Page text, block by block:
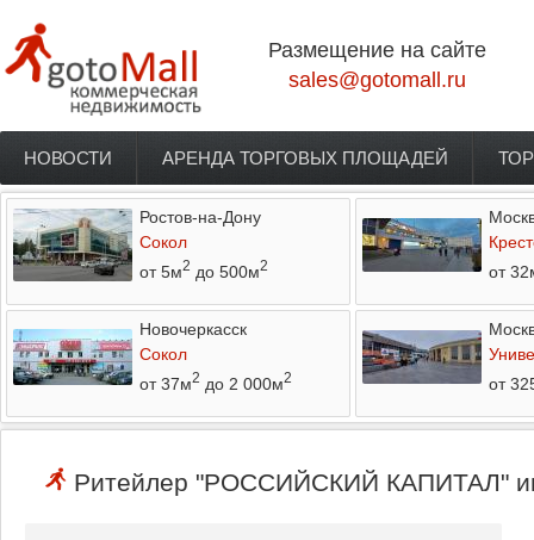
Размещение на сайте
sales@gotomall.ru
Главное меню
НОВОСТИ АРЕНДА ТОРГОВЫХ ПЛОЩАДЕЙ
Ростов-на-Дону
Сокол
от 5м2 до 500м2
от
Новочеркасск
Сокол
от 37м2 до 2 000м2
от
Ритейлер "РОССИЙСКИЙ КАПИТАЛ"